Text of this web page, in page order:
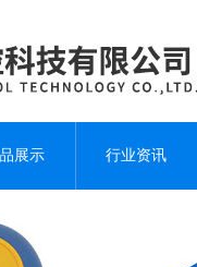
展示 行业资讯